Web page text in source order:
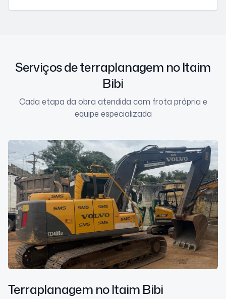
Serviços de terraplanagem no Itaim
Bibi
Cada etapa da obra atendida com frota própria e
equipe especializada
Terraplanagem no Itaim Bibi